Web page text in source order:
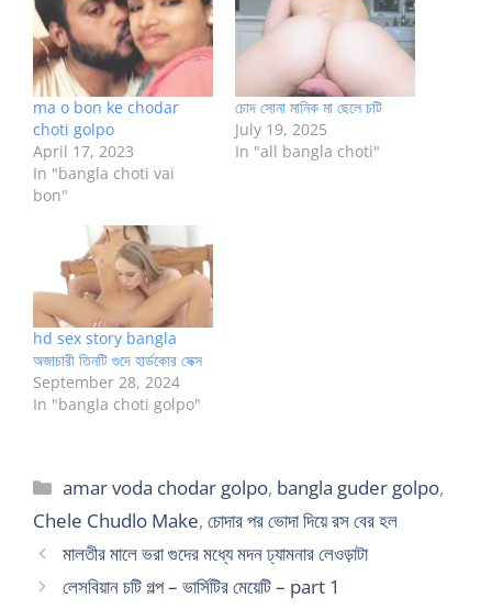
ma o bon ke chodar
choti golpo
April 17, 2023
In "bangla choti vai
bon"
চোদ সোনা মানিক মা ছেলে চটি
July 19, 2025
In "all bangla choti"
hd sex story bangla
অজাচারী তিনটি গুদে হার্ডকোর সেক্স
September 28, 2024
In "bangla choti golpo"
Categories
amar voda chodar golpo, bangla guder golpo,
Chele Chudlo Make, চোদার পর ভোদা দিয়ে রস বের হল
মালতীর মালে ভরা গুদের মধ্যে মদন ঢ্যামনার লেওড়াটা
লেসবিয়ান চটি গল্প – ভার্সিটির মেয়েটি – part 1